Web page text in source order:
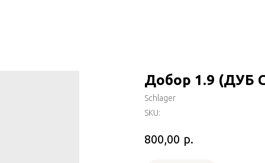
Добор 1.9 (ДУБ
Schlager
SKU:
800,00 р.